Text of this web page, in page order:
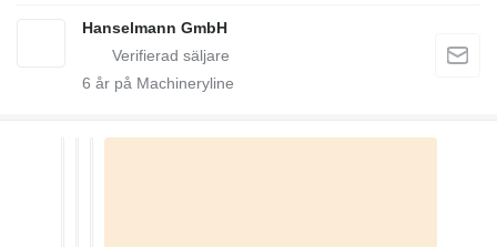
Hanselmann GmbH
6 år på Machineryline